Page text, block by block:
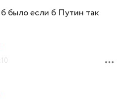
было если б Путин так